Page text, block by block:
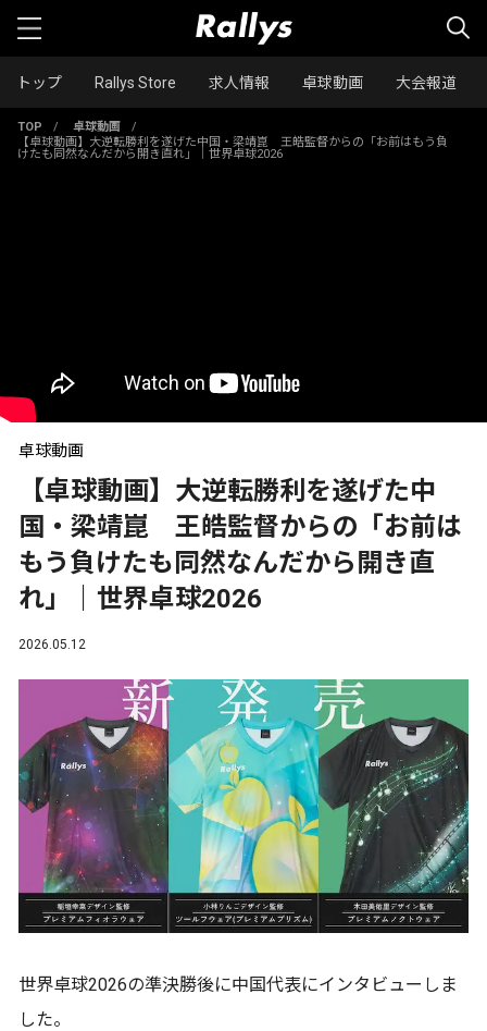
トップ Rallys Store 求人情報 卓球動画 大会報道
TOP / 卓球動画
/
【卓球動画】大逆転勝利を遂げた中国・梁靖崑 王皓監督からの「お前はもう負
けたも同然なんだから開き直れ」｜世界卓球2026
卓球動画
【卓球動画】大逆転勝利を遂げた中
国・梁靖崑 王皓監督からの「お前は
もう負けたも同然なんだから開き直
れ」｜世界卓球2026
2026.05.12
世界卓球2026の準決勝後に中国代表にインタビューしま
した。